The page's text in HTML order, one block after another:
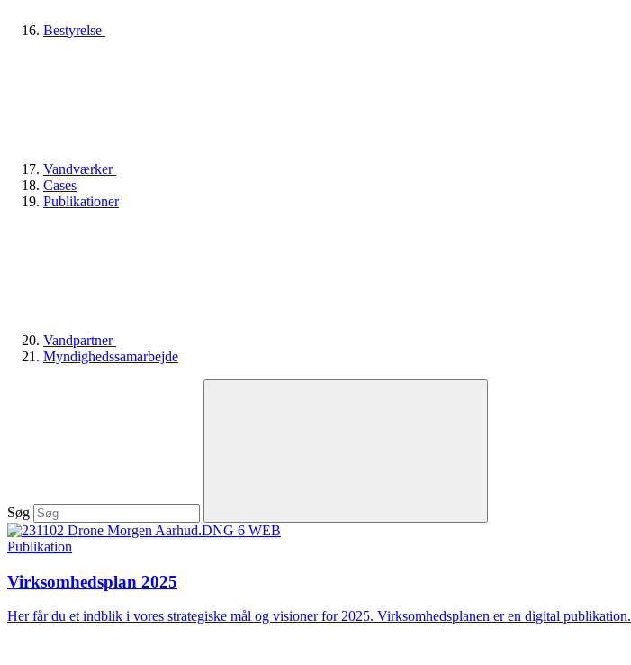
Bestyrelse
Vandværker
Cases
Publikationer
Vandpartner
Myndighedssamarbejde
Søg
Publikation
Virksomhedsplan 2025
Her får du et indblik i vores strategiske mål og visioner for 2025. Virksomhedsplanen er en digital publikation.